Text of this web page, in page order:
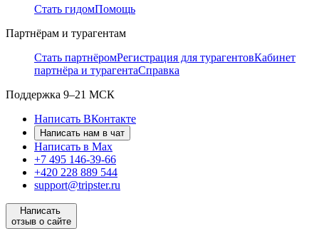
Стать гидомПомощь
Партнёрам и турагентам
Стать партнёромРегистрация для турагентовКабинет
партнёра и турагентаСправка
Поддержка 9–21 МСК
Написать ВКонтакте
Написать нам в чат
Написать в Max
+7 495 146-39-66
+420 228 889 544
support@tripster.ru
Написать
отзыв о сайте